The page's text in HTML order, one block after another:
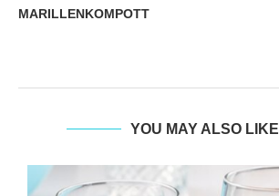
MARILLENKOMPOTT
YOU MAY ALSO LIKE